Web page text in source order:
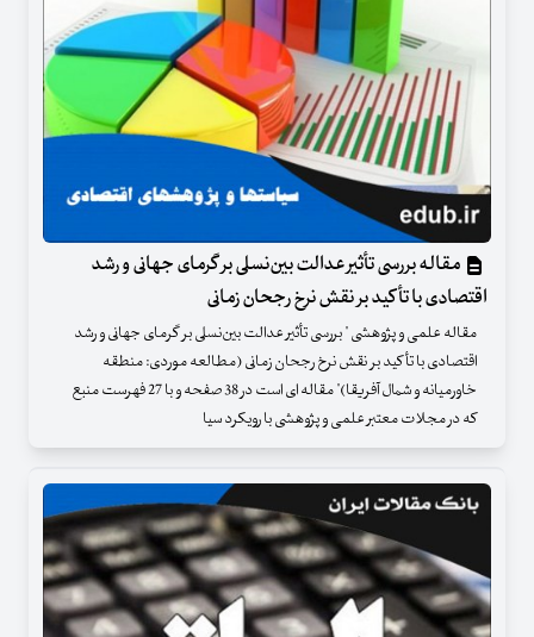
مقاله بررسی تأثیر عدالت بین‌نسلی بر گرمای جهانی و رشد
اقتصادی با تأکید بر نقش نرخ رجحان زمانی
مقاله علمی و پژوهشی " بررسی تأثیر عدالت بین‌نسلی بر گرمای جهانی و رشد
اقتصادی با تأکید بر نقش نرخ رجحان زمانی (مطالعه موردی: منطقه
خاورمیانه و شمال آفریقا)" مقاله ای است در 38 صفحه و با 27 فهرست منبع
که در مجلات معتبر علمی و پژوهشی با رویکرد سیا